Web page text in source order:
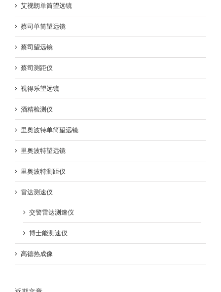
艾视朗单筒望远镜
蔡司单筒望远镜
蔡司望远镜
蔡司测距仪
视得乐望远镜
酒精检测仪
里奥波特单筒望远镜
里奥波特望远镜
里奥波特测距仪
雷达测速仪
交警雷达测速仪
博士能测速仪
高德热成像